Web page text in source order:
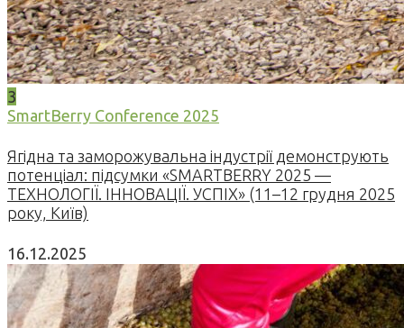
3
SmartBerry Conference 2025
Ягідна та заморожувальна індустрії демонструють
потенціал: підсумки «SMARTBERRY 2025 —
ТЕХНОЛОГІЇ. ІННОВАЦІЇ. УСПІХ» (11–12 грудня 2025
року, Київ)
16.12.2025